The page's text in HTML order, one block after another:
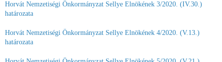
Horvát Nemzetiségi Önkormányzat Sellye Elnökének 3/2020. (IV.30.)
határozata
Horvát Nemzetiségi Önkormányzat Sellye Elnökének 4/2020. (V.13.)
határozata